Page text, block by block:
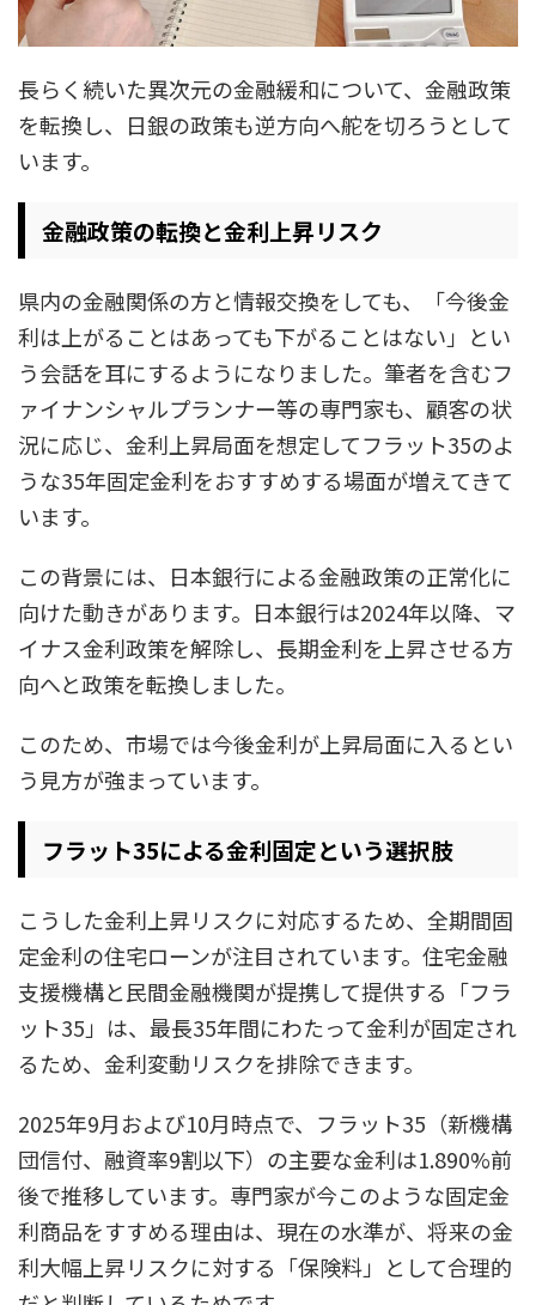
長らく続いた異次元の金融緩和について、金融政策
を転換し、日銀の政策も逆方向へ舵を切ろうとして
います。
金融政策の転換と金利上昇リスク
県内の金融関係の方と情報交換をしても、「今後金
利は上がることはあっても下がることはない」とい
う会話を耳にするようになりました。筆者を含むフ
ァイナンシャルプランナー等の専門家も、顧客の状
況に応じ、金利上昇局面を想定してフラット35のよ
うな35年固定金利をおすすめする場面が増えてきて
います。
この背景には、日本銀行による金融政策の正常化に
向けた動きがあります。日本銀行は2024年以降、マ
イナス金利政策を解除し、長期金利を上昇させる方
向へと政策を転換しました。
このため、市場では今後金利が上昇局面に入るとい
う見方が強まっています。
フラット35による金利固定という選択肢
こうした金利上昇リスクに対応するため、全期間固
定金利の住宅ローンが注目されています。住宅金融
支援機構と民間金融機関が提携して提供する「フラ
ット35」は、最長35年間にわたって金利が固定され
るため、金利変動リスクを排除できます。
2025年9月および10月時点で、フラット35（新機構
団信付、融資率9割以下）の主要な金利は1.890%前
後で推移しています。専門家が今このような固定金
利商品をすすめる理由は、現在の水準が、将来の金
利大幅上昇リスクに対する「保険料」として合理的